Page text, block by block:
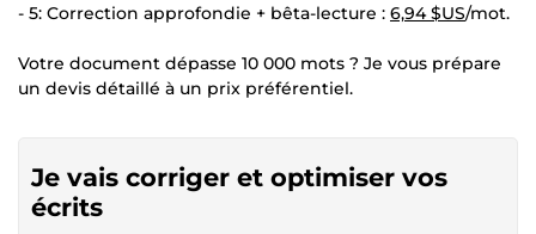
- 5: Correction approfondie + bêta-lecture : 6,94 $US/mot.
Votre document dépasse 10 000 mots ? Je vous prépare
un devis détaillé à un prix préférentiel.
Je vais corriger et optimiser vos
écrits